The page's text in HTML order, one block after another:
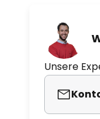
Unsere